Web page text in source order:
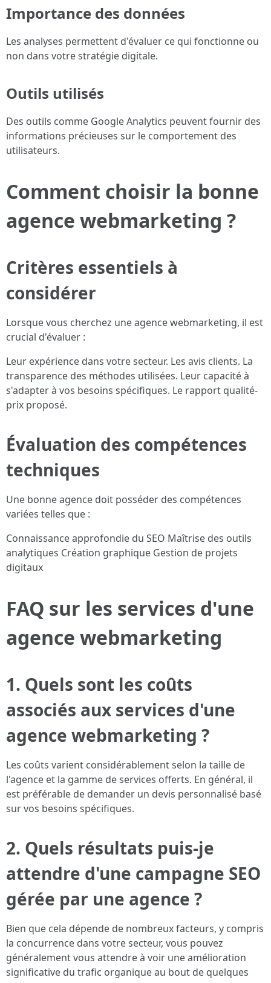
Importance des données
Les analyses permettent d'évaluer ce qui fonctionne ou
non dans votre stratégie digitale.
Outils utilisés
Des outils comme Google Analytics peuvent fournir des
informations précieuses sur le comportement des
utilisateurs.
Comment choisir la bonne
agence webmarketing ?
Critères essentiels à
considérer
Lorsque vous cherchez une agence webmarketing, il est
crucial d'évaluer :
Leur expérience dans votre secteur. Les avis clients. La
transparence des méthodes utilisées. Leur capacité à
s'adapter à vos besoins spécifiques. Le rapport qualité-
prix proposé.
Évaluation des compétences
techniques
Une bonne agence doit posséder des compétences
variées telles que :
Connaissance approfondie du SEO Maîtrise des outils
analytiques Création graphique Gestion de projets
digitaux
FAQ sur les services d'une
agence webmarketing
1. Quels sont les coûts
associés aux services d'une
agence webmarketing ?
Les coûts varient considérablement selon la taille de
l'agence et la gamme de services offerts. En général, il
est préférable de demander un devis personnalisé basé
sur vos besoins spécifiques.
2. Quels résultats puis-je
attendre d'une campagne SEO
gérée par une agence ?
Bien que cela dépende de nombreux facteurs, y compris
la concurrence dans votre secteur, vous pouvez
généralement vous attendre à voir une amélioration
significative du trafic organique au bout de quelques